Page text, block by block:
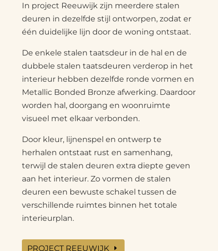
In project Reeuwijk zijn meerdere stalen
deuren in dezelfde stijl ontworpen, zodat er
één duidelijke lijn door de woning ontstaat.
De enkele stalen taatsdeur in de hal en de
dubbele stalen taatsdeuren verderop in het
interieur hebben dezelfde ronde vormen en
Metallic Bonded Bronze afwerking. Daardoor
worden hal, doorgang en woonruimte
visueel met elkaar verbonden.
Door kleur, lijnenspel en ontwerp te
herhalen ontstaat rust en samenhang,
terwijl de stalen deuren extra diepte geven
aan het interieur. Zo vormen de stalen
deuren een bewuste schakel tussen de
verschillende ruimtes binnen het totale
interieurplan.
PROJECT REEUWIJK